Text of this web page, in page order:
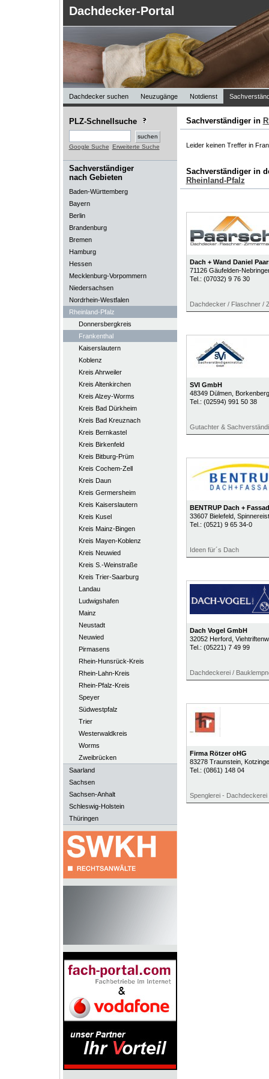
Dachdecker-Portal
Dachdecker suchen Neuzugänge Notdienst
PLZ-Schnellsuche
Google Suche Erweiterte Suche
Sachverständiger
nach Gebieten
Baden-Württemberg
Bayern
Berlin
Brandenburg
Bremen
Hamburg
Hessen
Mecklenburg-Vorpommern
Niedersachsen
Nordrhein-Westfalen
Rheinland-Pfalz
Donnersbergkreis
Frankenthal
Kaiserslautern
Koblenz
Kreis Ahrweiler
Kreis Altenkirchen
Kreis Alzey-Worms
Kreis Bad Dürkheim
Kreis Bad Kreuznach
Kreis Bernkastel
Kreis Birkenfeld
Kreis Bitburg-Prüm
Kreis Cochem-Zell
Kreis Daun
Kreis Germersheim
Kreis Kaiserslautern
Kreis Kusel
Kreis Mainz-Bingen
Kreis Mayen-Koblenz
Kreis Neuwied
Kreis S.-Weinstraße
Kreis Trier-Saarburg
Landau
Ludwigshafen
Mainz
Neustadt
Neuwied
Pirmasens
Rhein-Hunsrück-Kreis
Rhein-Lahn-Kreis
Rhein-Pfalz-Kreis
Speyer
Südwestpfalz
Trier
Westerwaldkreis
Worms
Zweibrücken
Saarland
Sachsen
Sachsen-Anhalt
Schleswig-Holstein
Thüringen
Sachverständiger in
Leider keinen Treffer in
Sachverständiger in
Rheinland-Pfalz
Dach + Wand Daniel
71126 Gäufelden-
Tel.: (07032) 9 76 30
Dachdecker / Flaschner /
SVI GmbH
48349 Dülmen,
Tel.: (02594) 991 50 38
Gutachter &
BENTRUP Dach +
33607 Bielefeld,
Tel.: (0521) 9 65 34-0
Ideen für´s Dach
Dach Vogel GmbH
32052 Herford,
Tel.: (05221) 7 49 99
Dachdeckerei /
Firma Rötzer oHG
83278 Traunstein,
Tel.: (0861) 148 04
Spenglerei -